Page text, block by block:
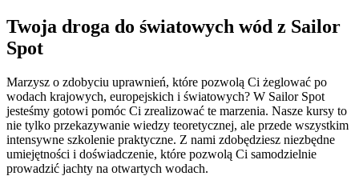
Twoja droga do światowych wód z Sailor
Spot
Marzysz o zdobyciu uprawnień, które pozwolą Ci żeglować po
wodach krajowych, europejskich i światowych? W Sailor Spot
jesteśmy gotowi pomóc Ci zrealizować te marzenia. Nasze kursy to
nie tylko przekazywanie wiedzy teoretycznej, ale przede wszystkim
intensywne szkolenie praktyczne. Z nami zdobędziesz niezbędne
umiejętności i doświadczenie, które pozwolą Ci samodzielnie
prowadzić jachty na otwartych wodach.